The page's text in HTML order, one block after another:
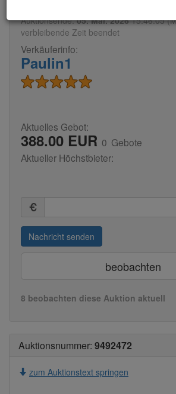
Auktionsende:05. Mär. 202615:46:05
verbleibende Zeit beendet
Verkäuferinfo:
Paulin1
Aktuelles Gebot:
388.00 EUR 0 Gebote
Aktueller Höchstbieter:
Summe
Euro)
Nachricht senden
beobachten
8 beobachten diese Auktion aktuell
Auktionsnummer: 9492472
zum Auktionstext springen